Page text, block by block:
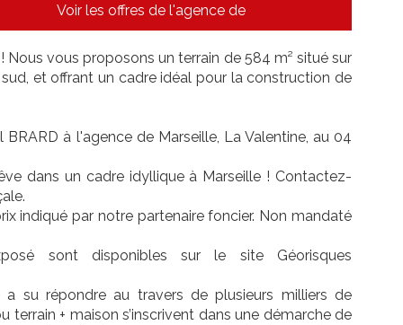
Voir les offres de l'agence de
vous proposons un terrain de 584 m² situé sur
et offrant un cadre idéal pour la construction de
à l'agence de Marseille, La Valentine, au 04
dans un cadre idyllique à Marseille ! Contactez-
indiqué par notre partenaire foncier. Non mandaté
sont disponibles sur le site Géorisques
a su répondre au travers de plusieurs milliers de
terrain + maison s’inscrivent dans une démarche de